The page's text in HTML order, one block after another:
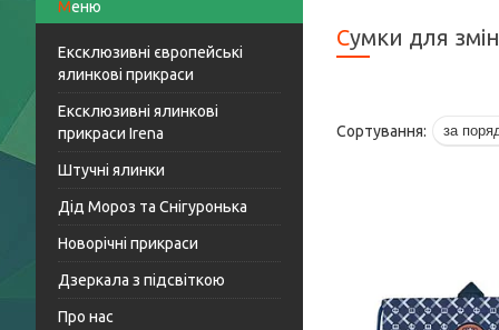
Ексклюзивні європейські
ялинкові прикраси
Ексклюзивні ялинкові
прикраси Irena
Штучні ялинки
Дід Мороз та Снігуронька
Новорічні прикраси
Дзеркала з підсвіткою
Про нас
Сумки для